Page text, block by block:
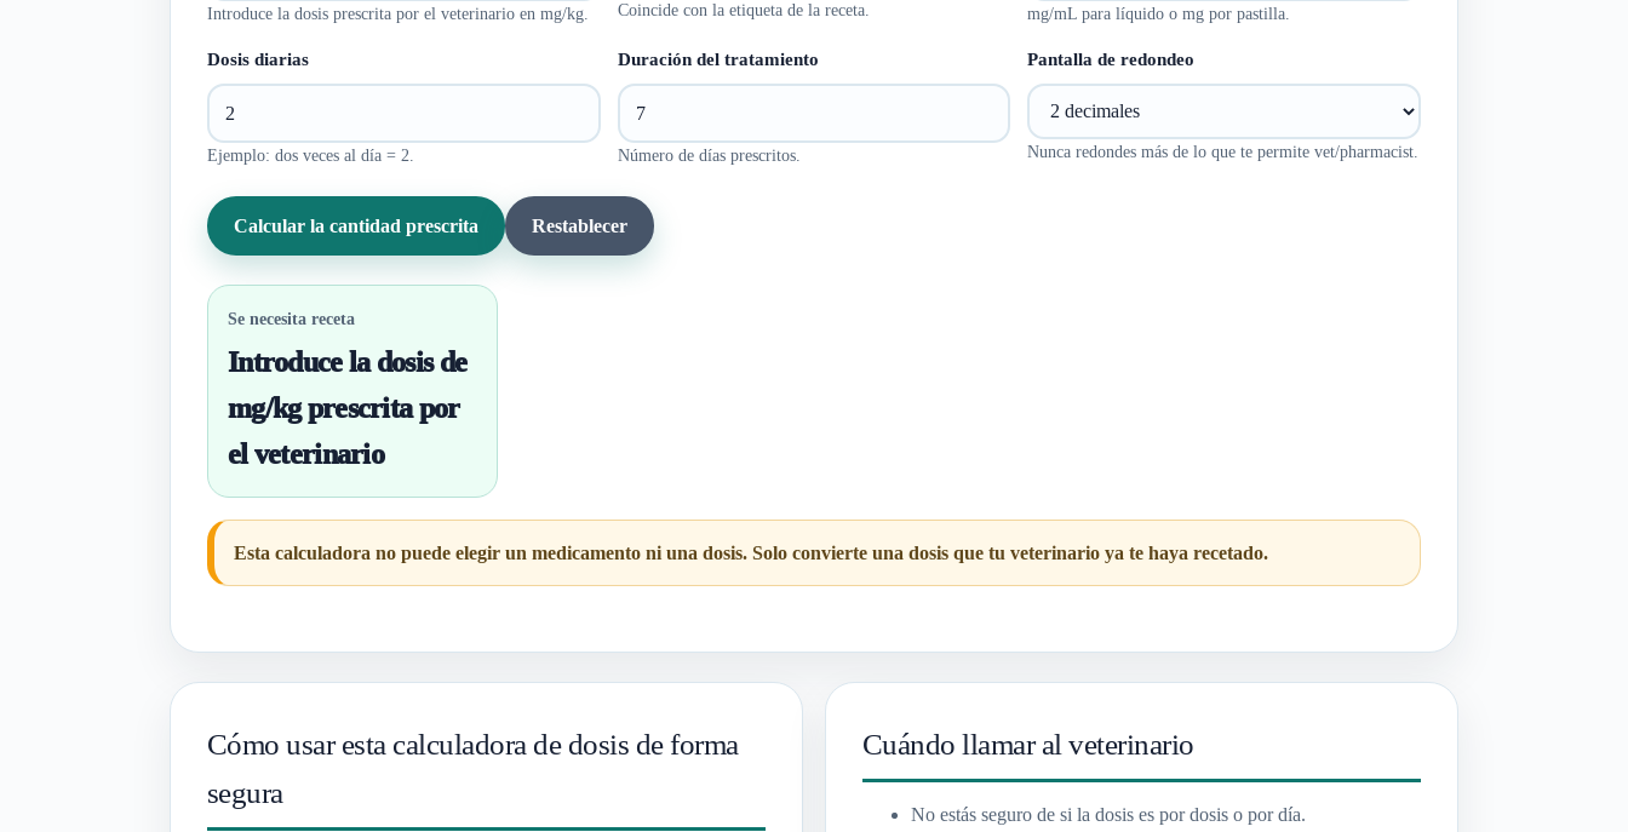
Introduce la dosis prescrita por el veterinario en mg/kg. Coincide con la etiqueta de la receta. mg/mL para líquido o mg por pastilla.
Dosis diarias
Ejemplo: dos veces al día = 2.
Duración del tratamiento
Número de días prescritos.
Pantalla de redondeo
Nunca redondes más de lo que te permite vet/pharmacist.
Calcular la cantidad prescrita Restablecer
Se necesita receta
Introduce la dosis de
mg/kg prescrita por
el veterinario
Esta calculadora no puede elegir un medicamento ni una dosis. Solo convierte una dosis que tu veterinario ya te haya recetado.
Cómo usar esta calculadora de dosis de forma
segura
Cuándo llamar al veterinario
No estás seguro de si la dosis es por dosis o por día.